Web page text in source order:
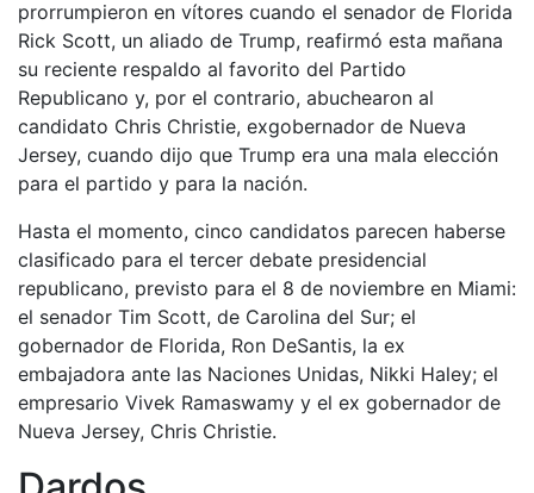
prorrumpieron en vítores cuando el senador de Florida
Rick Scott, un aliado de Trump, reafirmó esta mañana
su reciente respaldo al favorito del Partido
Republicano y, por el contrario, abuchearon al
candidato Chris Christie, exgobernador de Nueva
Jersey, cuando dijo que Trump era una mala elección
para el partido y para la nación.
Hasta el momento, cinco candidatos parecen haberse
clasificado para el tercer debate presidencial
republicano, previsto para el 8 de noviembre en Miami:
el senador Tim Scott, de Carolina del Sur; el
gobernador de Florida, Ron DeSantis, la ex
embajadora ante las Naciones Unidas, Nikki Haley; el
empresario Vivek Ramaswamy y el ex gobernador de
Nueva Jersey, Chris Christie.